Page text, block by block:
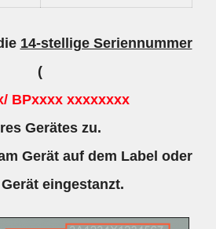
14-stellige Seriennummer
(
BPxxxx xxxxxxxx
Gerätes zu.
Gerät auf dem Label oder
eingestanzt.